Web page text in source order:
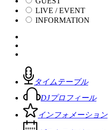
LIVE / EVENT
INFORMATION
タイムテーブル
DJプロフィール
インフォメーション